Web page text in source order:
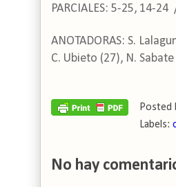
PARCIALES: 5-25, 14-
ANOTADORAS: S.
C. Ubieto (27), N.
Posted
Labels:
No hay